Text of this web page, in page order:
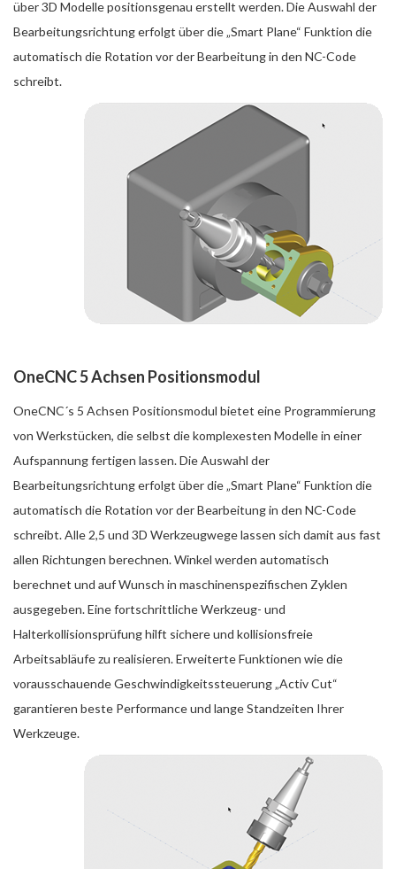
über 3D Modelle positionsgenau erstellt werden. Die Auswahl der
Bearbeitungsrichtung erfolgt über die „Smart Plane“ Funktion die
automatisch die Rotation vor der Bearbeitung in den NC-Code
schreibt.
OneCNC 5 Achsen Positionsmodul
OneCNC´s 5 Achsen Positionsmodul bietet eine Programmierung
von Werkstücken, die selbst die komplexesten Modelle in einer
Aufspannung fertigen lassen. Die Auswahl der
Bearbeitungsrichtung erfolgt über die „Smart Plane“ Funktion die
automatisch die Rotation vor der Bearbeitung in den NC-Code
schreibt. Alle 2,5 und 3D Werkzeugwege lassen sich damit aus fast
allen Richtungen berechnen. Winkel werden automatisch
berechnet und auf Wunsch in maschinenspezifischen Zyklen
ausgegeben. Eine fortschrittliche Werkzeug- und
Halterkollisionsprüfung hilft sichere und kollisionsfreie
Arbeitsabläufe zu realisieren. Erweiterte Funktionen wie die
vorausschauende Geschwindigkeitssteuerung „Activ Cut“
garantieren beste Performance und lange Standzeiten Ihrer
Werkzeuge.